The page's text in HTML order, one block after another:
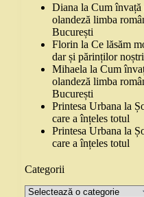
Diana laCum
olandeză limba
București
Florin laCe lăsăm
dar și părinților
Mihaela laCum
olandeză limba
București
Printesa Urbana la
care a înțeles totul
Printesa Urbana la
care a înțeles totul
Categorii
Categorii